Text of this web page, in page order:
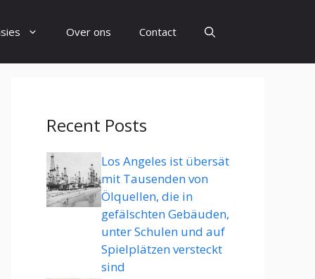
Over ons Contact
Recent Posts
Los Angeles ist übersät
mit Tausenden von
Ölquellen, die in
gefälschten Gebäuden,
unter Schulen und auf
Spielplätzen versteckt
sind